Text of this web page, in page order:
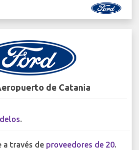
de Catania
.
a través de proveedores de 20.